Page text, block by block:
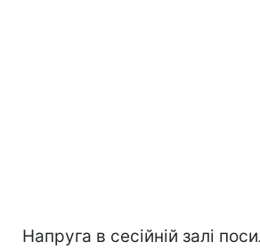
Напруга в сесійній залі